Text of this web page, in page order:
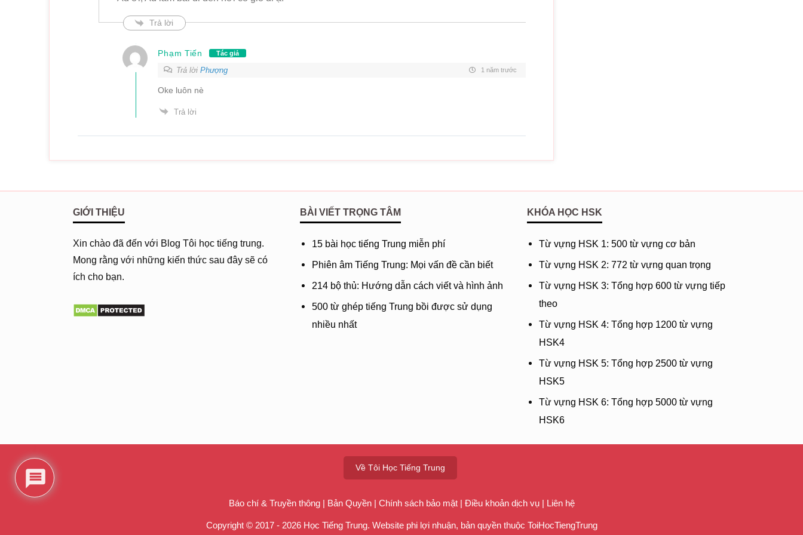
dào bùjìn yuán běn wǔcháng
qíng rú fēng guò shuǐ tǎng
早知旧梦一场
莫叹心如水凉
mò tàn xīn rú shuǐ liàng
dōng qù chūn huí huā yòu mǎn shāngāng
谁不是阵阵感伤
shuí bù·shi zhèn zhèn gǎnshāng
Ai mà chẳng một lần thương tâm
wù chū gǎntàn liǎng xíng
他日总有某人一世情长
tārì zǒng yǒu mǒu rén yīshì qíng cháng
Ngày nào đó sẽ có người nào đó trọn kiếp tình
他日总有某人一世情长
Trả lời
Phạm Tiến Tác giả
Trả lờiPhượng 1 năm trước
Oke luôn nè
Trả lời
GIỚI THIỆU
Xin chào đã đến với Blog Tôi học tiếng trung.
Mong rằng với những kiến thức sau đây sẽ có
ích cho bạn.
BÀI VIẾT TRỌNG TÂM
15 bài học tiếng Trung miễn phí
Phiên âm Tiếng Trung: Mọi vấn đề cần biết
214 bộ thủ: Hướng dẫn cách viết và hình ảnh
500 từ ghép tiếng Trung bồi được sử dụng
nhiều nhất
KHÓA HỌC HSK
Từ vựng HSK 1: 500 từ vựng cơ bản
Từ vựng HSK 2: 772 từ vựng quan trọng
Từ vựng HSK 3: Tổng hợp 600 từ vựng tiếp
theo
Từ vựng HSK 4: Tổng hợp 1200 từ vựng
HSK4
Từ vựng HSK 5: Tổng hợp 2500 từ vựng
HSK5
Từ vựng HSK 6: Tổng hợp 5000 từ vựng
HSK6
Về Tôi Học Tiếng Trung
Báo chí & Truyền thông| Bản Quyền| Chính sách bảo mật| Điều khoản dịch vụ| Liên hệ
Copyright © 2017 - 2026 Học Tiếng Trung. Website phi lợi nhuận, bản quyền thuộc ToiHocTiengTrung